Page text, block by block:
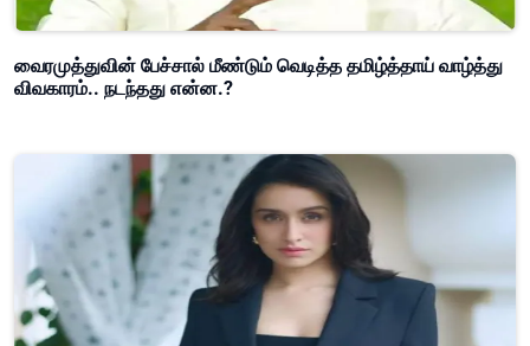
வைரமுத்துவின் பேச்சால் மீண்டும் வெடித்த தமிழ்த்தாய் வாழ்த்து
விவகாரம்.. நடந்தது என்ன.?